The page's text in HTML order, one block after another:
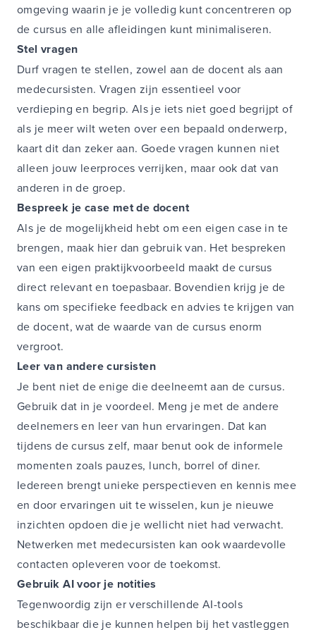
omgeving waarin je je volledig kunt concentreren op
de cursus en alle afleidingen kunt minimaliseren.
Stel vragen
Durf vragen te stellen, zowel aan de docent als aan
medecursisten. Vragen zijn essentieel voor
verdieping en begrip. Als je iets niet goed begrijpt of
als je meer wilt weten over een bepaald onderwerp,
kaart dit dan zeker aan. Goede vragen kunnen niet
alleen jouw leerproces verrijken, maar ook dat van
anderen in de groep.
Bespreek je case met de docent
Als je de mogelijkheid hebt om een eigen case in te
brengen, maak hier dan gebruik van. Het bespreken
van een eigen praktijkvoorbeeld maakt de cursus
direct relevant en toepasbaar. Bovendien krijg je de
kans om specifieke feedback en advies te krijgen van
de docent, wat de waarde van de cursus enorm
vergroot.
Leer van andere cursisten
Je bent niet de enige die deelneemt aan de cursus.
Gebruik dat in je voordeel. Meng je met de andere
deelnemers en leer van hun ervaringen. Dat kan
tijdens de cursus zelf, maar benut ook de informele
momenten zoals pauzes, lunch, borrel of diner.
Iedereen brengt unieke perspectieven en kennis mee
en door ervaringen uit te wisselen, kun je nieuwe
inzichten opdoen die je wellicht niet had verwacht.
Netwerken met medecursisten kan ook waardevolle
contacten opleveren voor de toekomst.
Gebruik AI voor je notities
Tegenwoordig zijn er verschillende AI-tools
beschikbaar die je kunnen helpen bij het vastleggen